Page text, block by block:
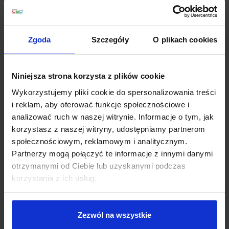
Zgoda Szczegóły O plikach cookies
Niniejsza strona korzysta z plików cookie
Wykorzystujemy pliki cookie do spersonalizowania treści
i reklam, aby oferować funkcje społecznościowe i
analizować ruch w naszej witrynie. Informacje o tym, jak
korzystasz z naszej witryny, udostępniamy partnerom
społecznościowym, reklamowym i analitycznym.
Partnerzy mogą połączyć te informacje z innymi danymi
otrzymanymi od Ciebie lub uzyskanymi podczas
korzystania z ich usług.
Zezwól na wszystkie
email
Metody płatności
Koszt dostawy
Zapytaj o produkt
Opis
wykonana z aluminium malowanego na kolor srebrny